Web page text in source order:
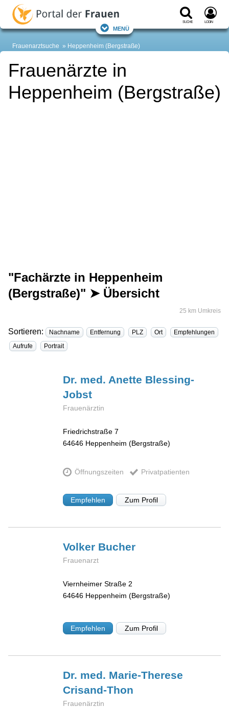
Suche Login
Menü
Frauenarztsuche Heppenheim (Bergstraße)
Frauenärzte in
Heppenheim (Bergstraße)
"Fachärzte in Heppenheim
(Bergstraße)" ➤ Übersicht
25 km Umkreis
Sortieren: Nachname Entfernung PLZ Ort
Empfehlungen
Aufrufe
Portrait
Dr. med. Anette Blessing-
Jobst
Frauenärztin
Friedrichstraße 7
64646 Heppenheim (Bergstraße)
Öffnungszeiten Privatpatienten
Empfehlen Zum Profil
Volker Bucher
Frauenarzt
Viernheimer Straße 2
64646 Heppenheim (Bergstraße)
Empfehlen Zum Profil
Dr. med. Marie-Therese
Crisand-Thon
Frauenärztin